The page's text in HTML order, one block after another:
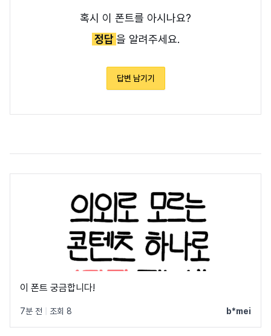
혹시 이 폰트를 아시나요?
정답을 알려주세요.
답변 남기기
이 폰트 궁금합니다!
7분 전 조회 8 b*mei